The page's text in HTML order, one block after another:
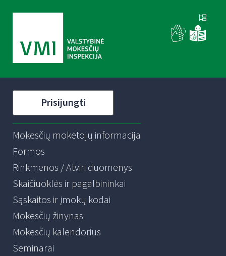
Prisijungti
Mokesčių mokėtojų informacija
Formos
Rinkmenos / Atviri duomenys
Skaičiuoklės ir pagalbininkai
Sąskaitos ir įmokų kodai
Mokesčių žinynas
Mokesčių kalendorius
Seminarai